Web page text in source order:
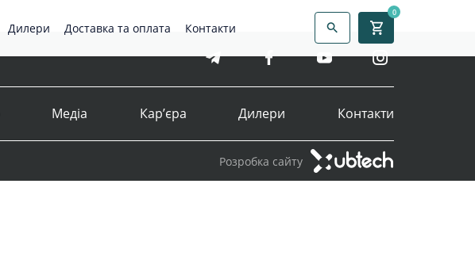
Дилери Доставка та оплата Контакти
0
Медіа Кар’єра Дилери Контакти
Розробка сайту